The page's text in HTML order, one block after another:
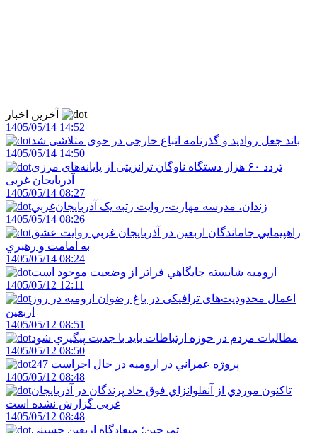
1405/05/14 14:52
باند جعل روادید و گذرنامه اتباع خارجی در خوی متلاشی شد
1405/05/14 14:50
تردد ۶۰ هزار دستگاه ناوگان ترانزیتی از پایانه‌های مرزی
آذربایجان ‌غربی
1405/05/14 08:27
زندان، مدرسه مهارت-روايت رتبه يک آذربايجان‌غربي
1405/05/14 08:26
راهپيمايي جاماندگان اربعين در آذربايجان غربي روايت عشق
به امامت و رهبري
1405/05/14 08:24
اروميه شايسته جايگاهي فراتر از وضعيت موجود است
1405/05/12 12:11
اعمال محدودیت‌های ترافیکی در باغ رضوان ارومیه در روز
اربعین
1405/05/12 08:51
مطالبات مردم در حوزه ارتباطات بايد با جديت پيگيري شود
1405/05/12 08:50
247 پروژه عمراني در اروميه در حال اجراست
1405/05/12 08:48
تاکنون موردي از آنفلوانزاي فوق حاد پرندگان در آذربايجان
غربي گزارش نشده است
1405/05/12 08:48
تمرچين؛ ميعادگاه اربعين حسيني